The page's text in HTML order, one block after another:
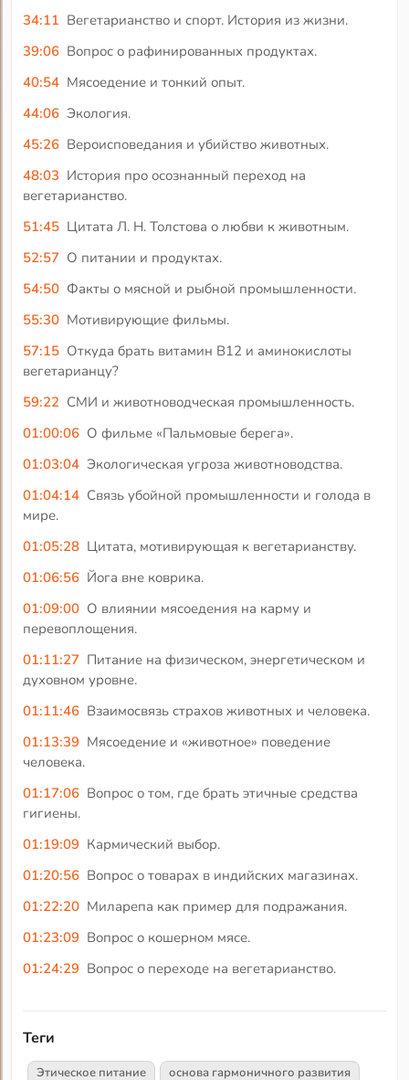
34:11 Вегетарианство и спорт. История из жизни.
39:06 Вопрос о рафинированных продуктах.
40:54 Мясоедение и тонкий опыт.
44:06 Экология.
45:26 Вероисповедания и убийство животных.
48:03 История про осознанный переход на
вегетарианство.
51:45 Цитата Л. Н. Толстова о любви к животным.
52:57 О питании и продуктах.
54:50 Факты о мясной и рыбной промышленности.
55:30 Мотивирующие фильмы.
57:15 Откуда брать витамин В12 и аминокислоты
вегетарианцу?
59:22 СМИ и животноводческая промышленность.
01:00:06 О фильме «Пальмовые берега».
01:03:04 Экологическая угроза животноводства.
01:04:14 Связь убойной промышленности и голода в
мире.
01:05:28 Цитата, мотивирующая к вегетарианству.
01:06:56 Йога вне коврика.
01:09:00 О влиянии мясоедения на карму и
перевоплощения.
01:11:27 Питание на физическом, энергетическом и
духовном уровне.
01:11:46 Взаимосвязь страхов животных и человека.
01:13:39 Мясоедение и «животное» поведение
человека.
01:17:06 Вопрос о том, где брать этичные средства
гигиены.
01:19:09 Кармический выбор.
01:20:56 Вопрос о товарах в индийских магазинах.
01:22:20 Миларепа как пример для подражания.
01:23:09 Вопрос о кошерном мясе.
01:24:29 Вопрос о переходе на вегетарианство.
Теги
Этическое питание основа гармоничного развития